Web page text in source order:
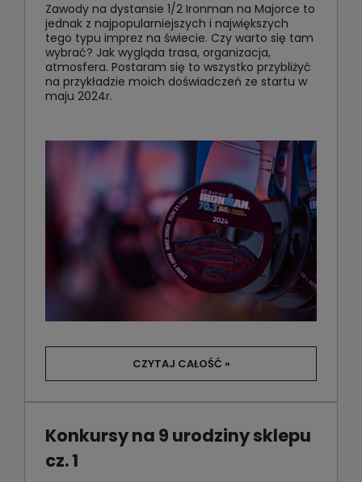
Zawody na dystansie 1/2 Ironman na Majorce to
jednak z najpopularniejszych i największych
tego typu imprez na świecie. Czy warto się tam
wybrać? Jak wygląda trasa, organizacja,
atmosfera. Postaram się to wszystko przybliżyć
na przykładzie moich doświadczeń ze startu w
maju 2024r.
CZYTAJ CAŁOŚĆ »
Konkursy na 9 urodziny sklepu
cz. 1